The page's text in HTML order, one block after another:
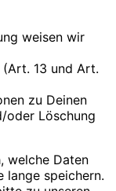
weisen wir
13 und Art.
zu Deinen
oder Löschung
welche Daten
lange speichern.